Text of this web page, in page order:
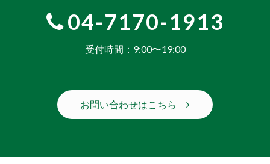
04-7170-1913
受付時間：9:00〜19:00
お問い合わせはこちら